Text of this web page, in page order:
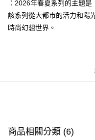
：2026年春夏系列的主題是
該系列從大都市的活力和陽
時尚幻想世界。
商品相關分類 (6)